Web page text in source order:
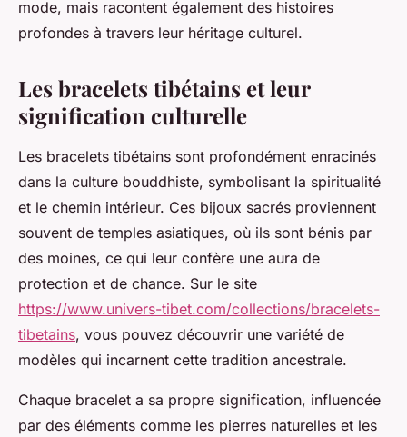
mode, mais racontent également des histoires
profondes à travers leur héritage culturel.
Les bracelets tibétains et leur
signification culturelle
Les bracelets tibétains sont profondément enracinés
dans la culture bouddhiste, symbolisant la spiritualité
et le chemin intérieur. Ces bijoux sacrés proviennent
souvent de temples asiatiques, où ils sont bénis par
des moines, ce qui leur confère une aura de
protection et de chance. Sur le site
https://www.univers-tibet.com/collections/bracelets-
tibetains, vous pouvez découvrir une variété de
modèles qui incarnent cette tradition ancestrale.
Chaque bracelet a sa propre signification, influencée
par des éléments comme les pierres naturelles et les